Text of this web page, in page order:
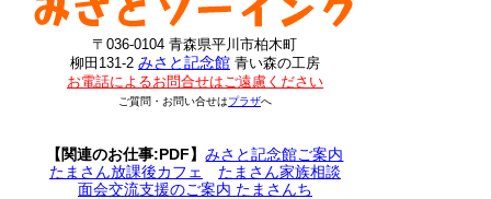
〒036-0104 青森県平川市柏木町
柳田131-2 みさと記念館 青い森の工房
お電話によるお問合せはご遠慮ください
ご質問・お問い合せはプラザへ
【関連のお仕事:PDF】みさと記念館ご案内
たまさん放課後カフェ
たまさん家族相談
面会交流支援のご案内 たまさんち